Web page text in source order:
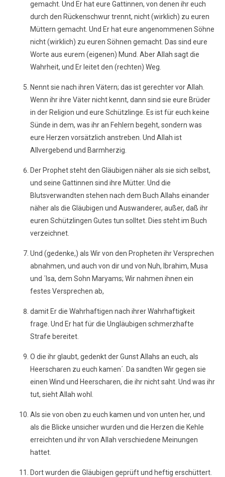
gemacht. Und Er hat eure Gattinnen, von denen ihr euch
durch den Rückenschwur trennt, nicht (wirklich) zu euren
Müttern gemacht. Und Er hat eure angenommenen Söhne
nicht (wirklich) zu euren Söhnen gemacht. Das sind eure
Worte aus eurem (eigenen) Mund. Aber Allah sagt die
Wahrheit, und Er leitet den (rechten) Weg.
Nennt sie nach ihren Vätern; das ist gerechter vor Allah.
Wenn ihr ihre Väter nicht kennt, dann sind sie eure Brüder
in der Religion und eure Schützlinge. Es ist für euch keine
Sünde in dem, was ihr an Fehlern begeht, sondern was
eure Herzen vorsätzlich anstreben. Und Allah ist
Allvergebend und Barmherzig.
Der Prophet steht den Gläubigen näher als sie sich selbst,
und seine Gattinnen sind ihre Mütter. Und die
Blutsverwandten stehen nach dem Buch Allahs einander
näher als die Gläubigen und Auswanderer, außer, daß ihr
euren Schützlingen Gutes tun solltet. Dies steht im Buch
verzeichnet.
Und (gedenke,) als Wir von den Propheten ihr Versprechen
abnahmen, und auch von dir und von Nuh, Ibrahim, Musa
und ´Isa, dem Sohn Maryams; Wir nahmen ihnen ein
festes Versprechen ab,
damit Er die Wahrhaftigen nach ihrer Wahrhaftigkeit
frage. Und Er hat für die Ungläubigen schmerzhafte
Strafe bereitet.
O die ihr glaubt, gedenkt der Gunst Allahs an euch, als
Heerscharen zu euch kamen´. Da sandten Wir gegen sie
einen Wind und Heerscharen, die ihr nicht saht. Und was ihr
tut, sieht Allah wohl.
Als sie von oben zu euch kamen und von unten her, und
als die Blicke unsicher wurden und die Herzen die Kehle
erreichten und ihr von Allah verschiedene Meinungen
hattet.
Dort wurden die Gläubigen geprüft und heftig erschüttert.